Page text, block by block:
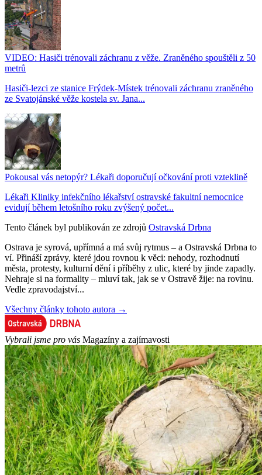
VIDEO: Hasiči trénovali záchranu z věže. Zraněného spouštěli z 50
metrů
Hasiči-lezci ze stanice Frýdek-Místek trénovali záchranu zraněného
ze Svatojánské věže kostela sv. Jana...
Pokousal vás netopýr? Lékaři doporučují očkování proti vzteklině
Lékaři Kliniky infekčního lékařství ostravské fakultní nemocnice
evidují během letošního roku zvýšený počet...
Tento článek byl publikován ze zdrojů Ostravská Drbna
Ostrava je syrová, upřímná a má svůj rytmus – a Ostravská Drbna to
ví. Přináší zprávy, které jdou rovnou k věci: nehody, rozhodnutí
města, protesty, kulturní dění i příběhy z ulic, které by jinde zapadly.
Nehraje si na formality – mluví tak, jak se v Ostravě žije: na rovinu.
Vedle zpravodajství...
Všechny články tohoto autora →
Vybrali jsme pro vás Magazíny a zajímavosti